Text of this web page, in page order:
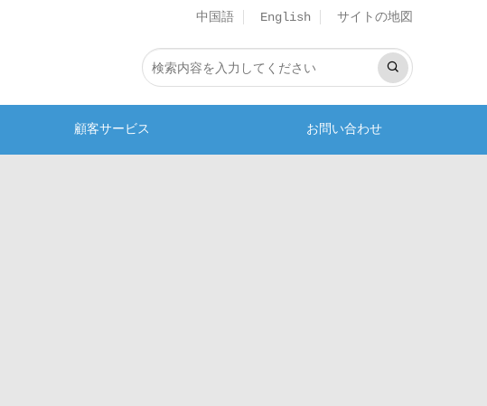
中国語 English サイトの地図
顧客サービス お問い合わせ